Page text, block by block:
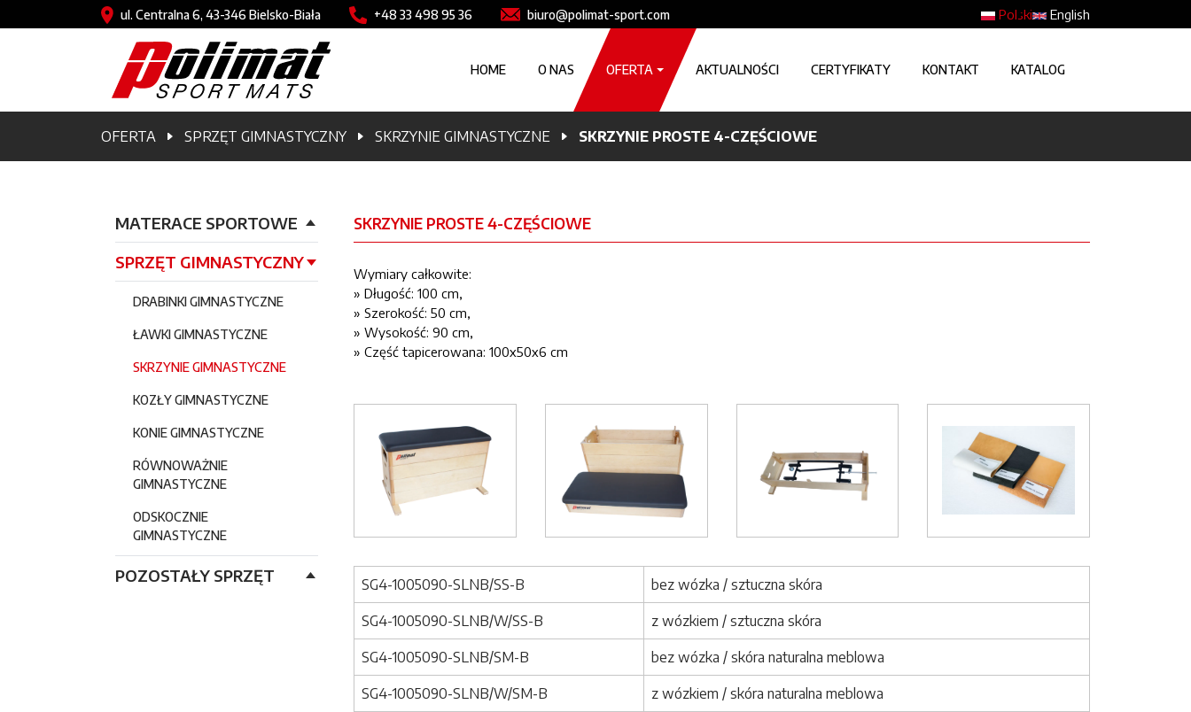
Image
ul. Centralna 6, 43-346 Bielsko-Biała Image+48 33 498 95 36 Imagebiuro@polimat-sport.com Polski English
HOME O NAS OFERTA AKTUALNOŚCI CERTYFIKATY KONTAKT KATALOG
Ścieżka nawigacyjna
OFERTA SPRZĘT GIMNASTYCZNY SKRZYNIE GIMNASTYCZNE SKRZYNIE PROSTE 4-CZĘŚCIOWE
Główna nawigacja
MATERACE SPORTOWE
SPRZĘT GIMNASTYCZNY
DRABINKI GIMNASTYCZNE
ŁAWKI GIMNASTYCZNE
SKRZYNIE GIMNASTYCZNE
KOZŁY GIMNASTYCZNE
KONIE GIMNASTYCZNE
RÓWNOWAŻNIE
GIMNASTYCZNE
ODSKOCZNIE
GIMNASTYCZNE
POZOSTAŁY SPRZĘT
SKRZYNIE PROSTE 4-CZĘŚCIOWE
Wymiary całkowite:
» Długość: 100 cm,
» Szerokość: 50 cm,
» Wysokość: 90 cm,
» Część tapicerowana: 100x50x6 cm
SG4-1005090-SLNB/SS-B bez wózka / sztuczna skóra
SG4-1005090-SLNB/W/SS-B z wózkiem / sztuczna skóra
SG4-1005090-SLNB/SM-B bez wózka / skóra naturalna meblowa
SG4-1005090-SLNB/W/SM-B z wózkiem / skóra naturalna meblowa